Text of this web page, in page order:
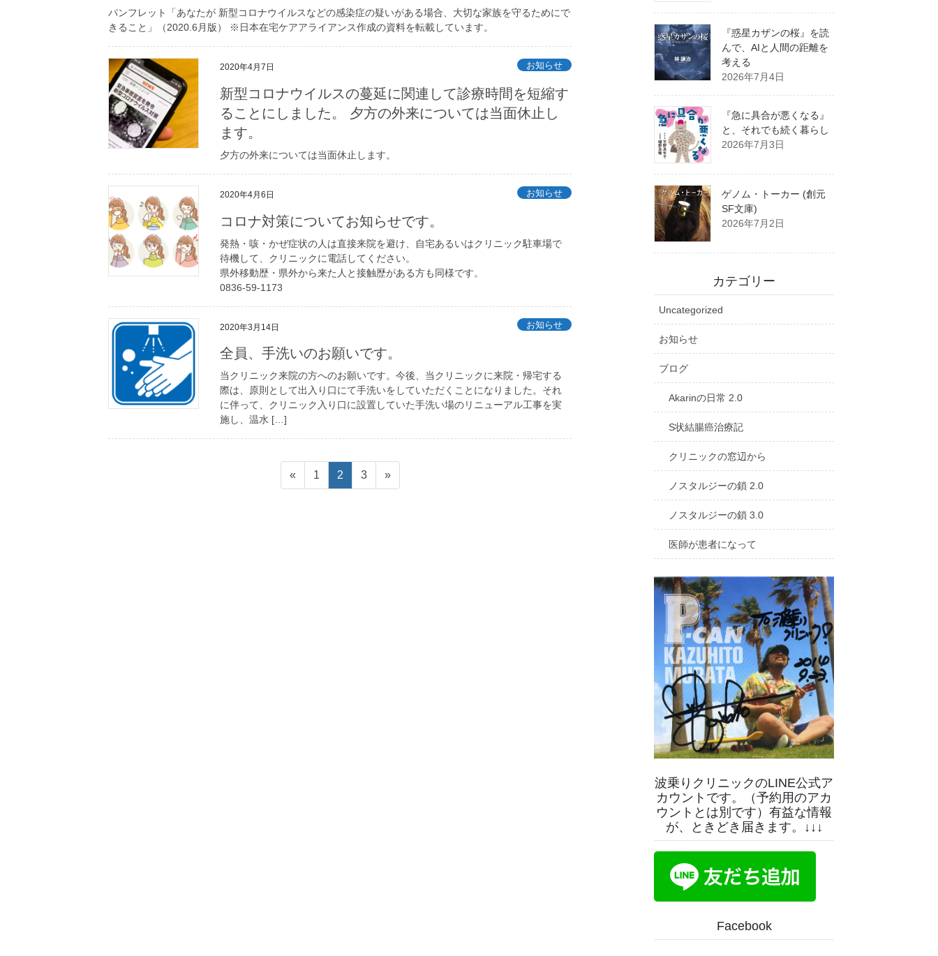
パンフレット「あなたが 新型コロナウイルスなどの感染症の疑いがある場合、大切な家族を守るためにで
きること」（2020.6月版） ※日本在宅ケアアライアンス作成の資料を転載しています。
2020年4月7日 お知らせ
新型コロナウイルスの蔓延に関連して診療時間を短縮す
ることにしました。 夕方の外来については当面休止し
ます。
夕方の外来については当面休止します。
2020年4月6日 お知らせ
コロナ対策についてお知らせです。
発熱・咳・かぜ症状の人は直接来院を避け、自宅あるいはクリニック駐車場で
待機して、クリニックに電話してください。
県外移動歴・県外から来た人と接触歴がある方も同様です。
0836-59-1173
2020年3月14日 お知らせ
全員、手洗いのお願いです。
当クリニック来院の方へのお願いです。今後、当クリニックに来院・帰宅する
際は、原則として出入り口にて手洗いをしていただくことになりました。それ
に伴って、クリニック入り口に設置していた手洗い場のリニューアル工事を実
施し、温水 […]
«
ペ
ー
1
ペ
ー
2
ペ
ー
3 »
『惑星カザンの桜』を読
んで、AIと人間の距離を
考える
2026年7月4日
『急に具合が悪くなる』
と、それでも続く暮らし
2026年7月3日
ゲノム・トーカー (創元
SF文庫)
2026年7月2日
カテゴリー
Uncategorized
お知らせ
ブログ
Akarinの日常 2.0
S状結腸癌治療記
クリニックの窓辺から
ノスタルジーの鎖 2.0
ノスタルジーの鎖 3.0
医師が患者になって
波乗りクリニックのLINE公式ア
カウントです。（予約用のアカ
ウントとは別です）有益な情報
が、ときどき届きます。↓↓↓
Facebook